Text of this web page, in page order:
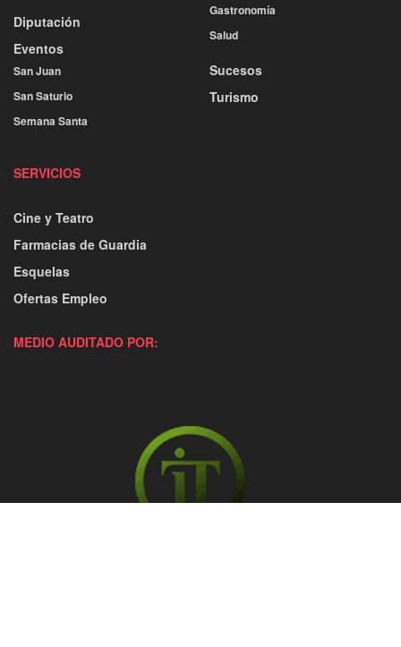
Diputación
Eventos
San Juan
San Saturio
Semana Santa
Gastronomía
Salud
Sucesos
Turismo
SERVICIOS
Cine y Teatro
Farmacias de Guardia
Esquelas
Ofertas Empleo
MEDIO AUDITADO POR: